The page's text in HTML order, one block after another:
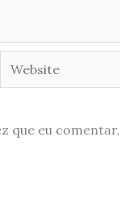
Website
que eu comentar.